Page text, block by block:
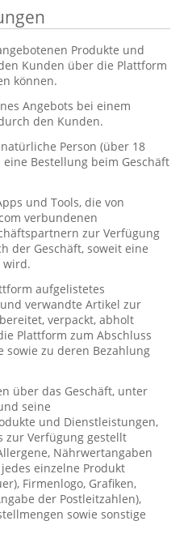
Produkte und
Kunden über die Plattform
können.
Angebots bei einem
den Kunden.
Person (über 18
Bestellung beim Geschäft
und Tools, die von
verbundenen
zur Verfügung
der Geschäft, soweit eine
wird.
aufgelistetes
verwandte Artikel zur
verpackt, abholt
Plattform zum Abschluss
sowie zu deren Bezahlung
über das Geschäft, unter
seine
und Dienstleistungen,
zur Verfügung gestellt
Nährwertangaben
einzelne Produkt
Firmenlogo, Grafiken,
der Postleitzahlen),
sowie sonstige